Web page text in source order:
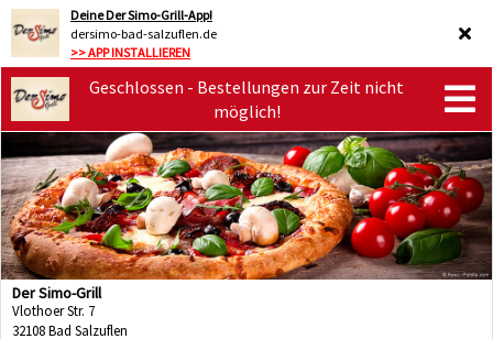
Deine Der Simo-Grill-App!
dersimo-bad-salzuflen.de
>> APP INSTALLIEREN
Geschlossen - Bestellungen zur Zeit nicht
möglich!
Der Simo-Grill
Vlothoer Str. 7
32108 Bad Salzuflen